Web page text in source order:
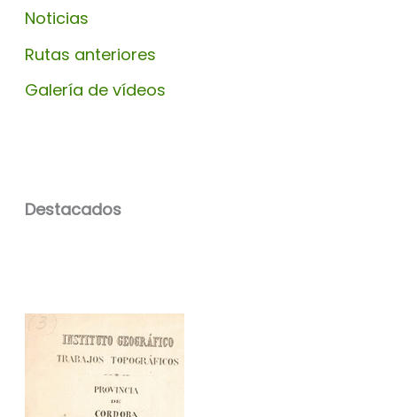
Noticias
Rutas anteriores
Galería de vídeos
Destacados